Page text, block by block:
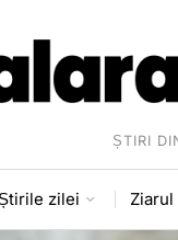
ȘTIRI
zilei Ziarul